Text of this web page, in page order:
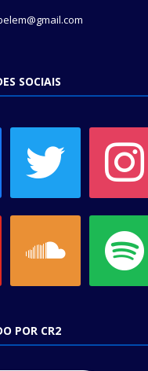
SOCIAIS
POR CR2